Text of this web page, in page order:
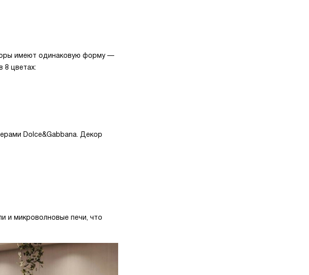
имеют одинаковую форму —
8 цветах:
Dolce&Gabbana. Декор
и микроволновые печи, что